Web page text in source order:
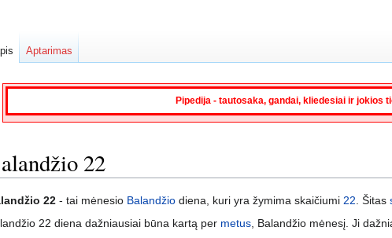
Pipedija - tautosaka, gandai, kliedesiai ir jokios
22
22 - tai mėnesio Balandžio diena, kuri yra žymima skaičiumi 22 . Šitas
22 diena dažniausiai būna kartą per metus , Balandžio mėnesį. Ji
Aptarimas